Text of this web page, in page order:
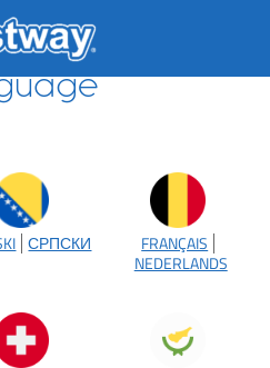
country and
СРПСКИ
FRANÇAIS
NEDERLANDS